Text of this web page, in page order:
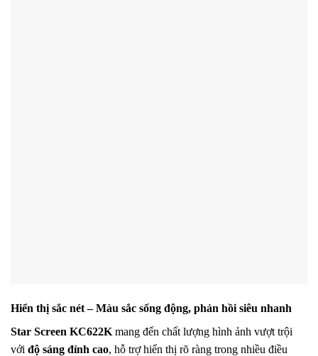
Hiển thị sắc nét – Màu sắc sống động, phản hồi siêu nhanh
Star Screen KC622K mang đến chất lượng hình ảnh vượt trội
với độ sáng đỉnh cao, hỗ trợ hiển thị rõ ràng trong nhiều điều